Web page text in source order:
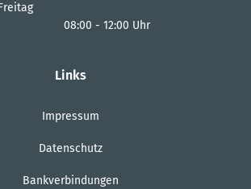
08:00 - 12:00 Uhr
Links
Impressum
Datenschutz
Bankverbindungen